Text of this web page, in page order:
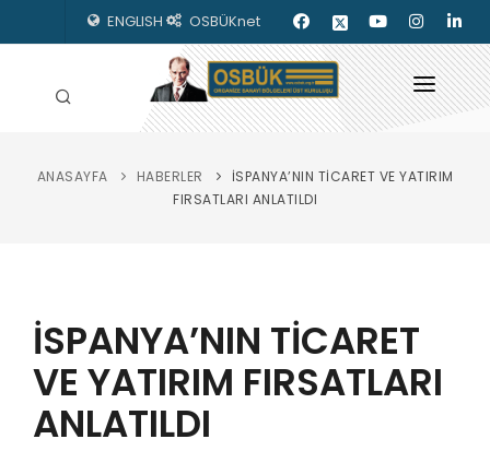
ENGLISH OSBÜKnet
HAKKIMIZDA
KILAVUZLAR
YAYINLARIMIZ
ENERJİ İZLEME
ANASAYFA HABERLER
İSPANYA’NIN TİCARET VE YATIRIM
FIRSATLARI ANLATILDI
İSPANYA’NIN TİCARET
VE YATIRIM FIRSATLARI
ANLATILDI